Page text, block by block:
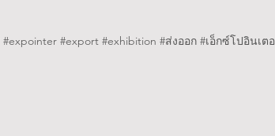
#expointer #export #exhibition #ส่งออก #เอกซ์โปอินเต